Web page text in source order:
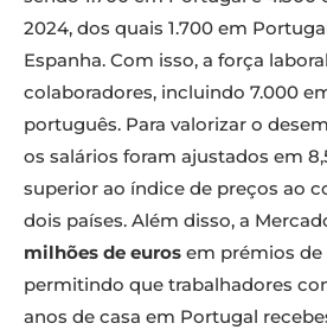
2024, dos quais 1.700 em
Espanha. Com isso, a força
colaboradores, incluindo 7.000
português. Para valorizar o
os salários foram ajustados em
superior ao índice de preços ao
dois países. Além disso, a
milhões de euros em prémios
permitindo que trabalhadores
anos de casa em Portugal